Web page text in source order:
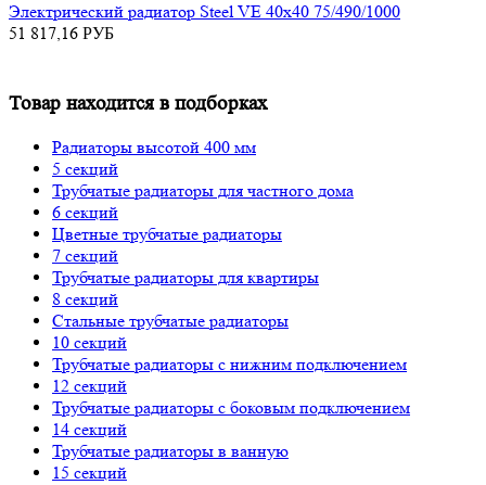
Электрический радиатор Steel VE 40х40 75/490/1000
51 817,16 РУБ
Товар находится в подборках
Радиаторы высотой 400 мм
5 секций
Трубчатые радиаторы для частного дома
6 секций
Цветные трубчатые радиаторы
7 секций
Трубчатые радиаторы для квартиры
8 секций
Стальные трубчатые радиаторы
10 секций
Трубчатые радиаторы с нижним подключением
12 секций
Трубчатые радиаторы с боковым подключением
14 секций
Трубчатые радиаторы в ванную
15 секций